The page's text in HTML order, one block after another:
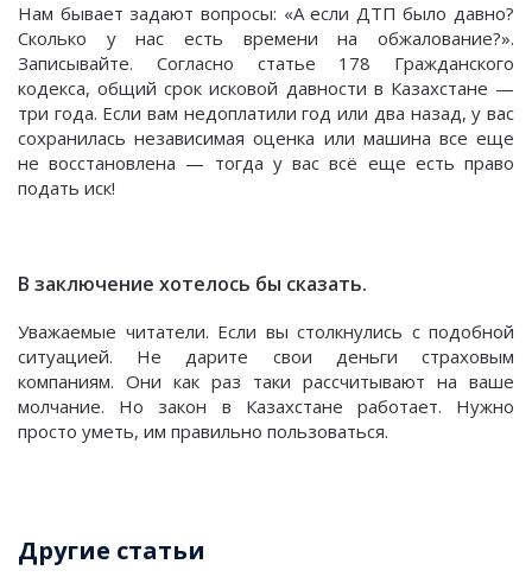
Нам бывает задают вопросы: «А если ДТП было давно?
Сколько у нас есть времени на обжалование?».
Записывайте. Согласно статье 178 Гражданского
кодекса, общий срок исковой давности в Казахстане —
три года. Если вам недоплатили год или два назад, у вас
сохранилась независимая оценка или машина все еще
не восстановлена — тогда у вас всё еще есть право
подать иск!
В заключение хотелось бы сказать.
Уважаемые читатели. Если вы столкнулись с подобной
ситуацией. Не дарите свои деньги страховым
компаниям. Они как раз таки рассчитывают на ваше
молчание. Но закон в Казахстане работает. Нужно
просто уметь, им правильно пользоваться.
Другие статьи